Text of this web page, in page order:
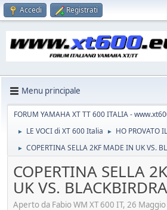
Accedi Registrati
Menu principale
FORUM YAMAHA XT TT 600 ITALIA -
► LE VOCI di XT 600 Italia ► HO PROVATO
► COPERTINA SELLA 2KF MADE IN UK VS.
COPERTINA SELLA
UK VS.
Aperto da Fabio WM XT 600 IT, 26